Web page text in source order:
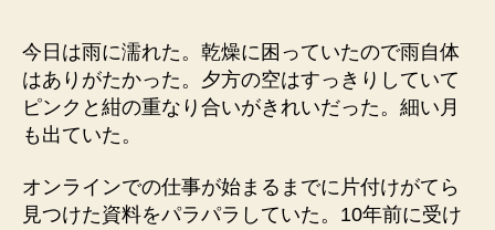
今日は雨に濡れた。乾燥に困っていたので雨自体
はありがたかった。夕方の空はすっきりしていて
ピンクと紺の重なり合いがきれいだった。細い月
も出ていた。
オンラインでの仕事が始まるまでに片付けがてら
見つけた資料をパラパラしていた。10年前に受け